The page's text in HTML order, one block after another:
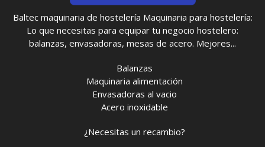
Baltec maquinaria de hostelería Maquinaria para hostelería:
Lo que necesitas para equipar tu negocio hostelero:
balanzas, envasadoras, mesas de acero. Mejores...
Balanzas
Maquinaria alimentación
Envasadoras al vacio
Acero inoxidable
¿Necesitas un recambio?